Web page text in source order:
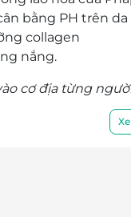
bằng PH trên da
collagen
nắng.
cơ địa từng
căng bóng và